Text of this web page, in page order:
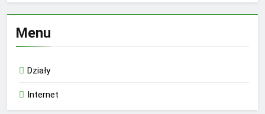
Menu
Działy
Internet